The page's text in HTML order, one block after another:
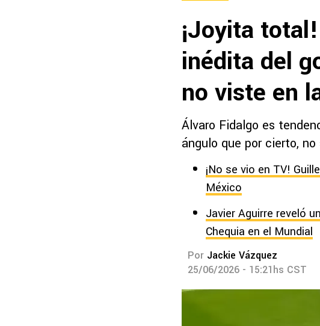
¡Joyita
inédita del
no viste en
Álvaro Fidalgo es
ángulo que por cierto,
¡No se vio en TV!
México
Javier Aguirre reveló
Chequia en el Mundial
Por Jackie Vázquez
25/06/2026 - 15:21hs CST